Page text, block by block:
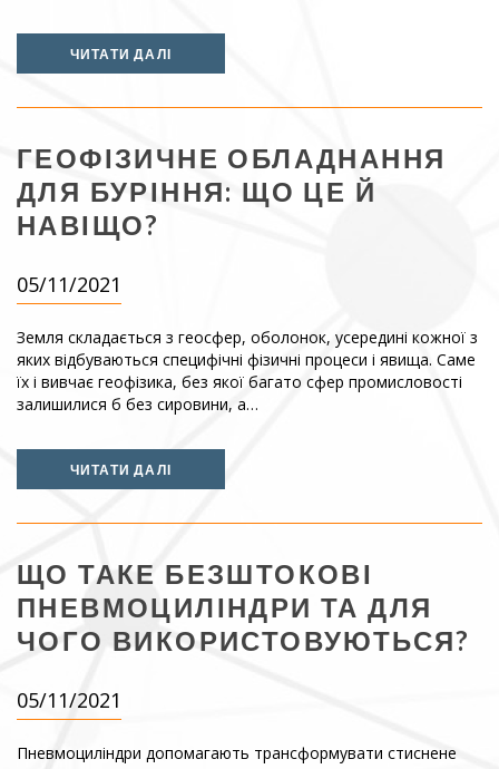
ЧИТАТИ ДАЛІ
ГЕОФІЗИЧНЕ ОБЛАДНАННЯ
ДЛЯ БУРІННЯ: ЩО ЦЕ Й
НАВІЩО?
05/11/2021
Земля складається з геосфер, оболонок, усередині кожної з
яких відбуваються специфічні фізичні процеси і явища. Саме
їх і вивчає геофізика, без якої багато сфер промисловості
залишилися б без сировини, а…
ЧИТАТИ ДАЛІ
ЩО ТАКЕ БЕЗШТОКОВІ
ПНЕВМОЦИЛІНДРИ ТА ДЛЯ
ЧОГО ВИКОРИСТОВУЮТЬСЯ?
05/11/2021
Пневмоциліндри допомагають трансформувати стиснене